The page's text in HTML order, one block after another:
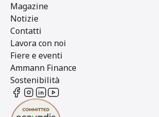
Magazine
Notizie
Contatti
Lavora con noi
Fiere e eventi
Ammann Finance
Sostenibilità